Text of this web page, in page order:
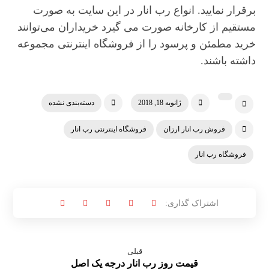
برقرار نمایید. انواع رب انار در این سایت به صورت
مستقیم از کارخانه صورت می گیرد خریداران می‌توانند
خرید مطمئن و پرسود را از فروشگاه اینترنتی مجموعه
داشته باشند.
ژانویه 18, 2018 دسته‌بندی نشده
فروش رب انار ارزان فروشگاه اینترنتی رب انار
فروشگاه رب انار
قبلی
قیمت روز رب انار درجه یک اصل